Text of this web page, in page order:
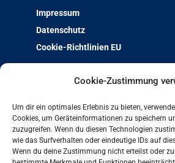
Cookie-Zustimmung
Um dir ein optimales Erlebnis zu bieten,
Cookies, um Geräteinformationen zu speichern
zuzugreifen. Wenn du diesen Technologien
wie das Surfverhalten oder eindeutige IDs auf
Wenn du deine Zustimmung nicht erteilst oder
Impressum
Datenschutz
Cookie-Richtlinien EU
Jobs und Ausbildung
Weiterbildung mit Qualität
Charta der Vielfalt